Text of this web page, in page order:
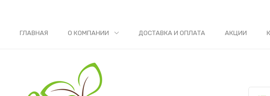
ГЛАВНАЯ О КОМПАНИИ ДОСТАВКА И ОПЛАТА АКЦИИ